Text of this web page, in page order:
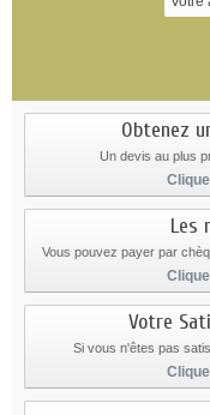
Obtenez
Un devis au plus
Les
Vous pouvez payer par
Votre
Si vous n'êtes pas